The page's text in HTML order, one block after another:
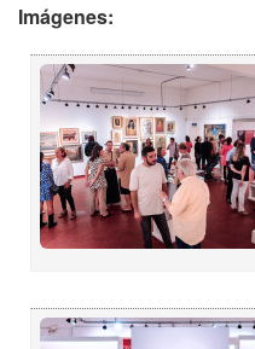
Imágenes: